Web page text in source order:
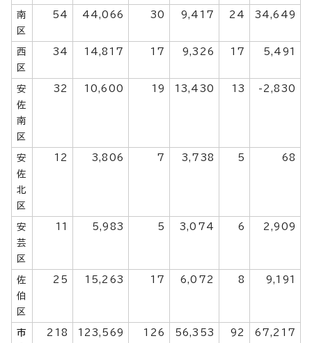
南
区
54 44,066 30 9,417 24 34,649
西
区
34 14,817 17 9,326 17 5,491
安
佐
南
区
32 10,600 19 13,430 13 -2,830
安
佐
北
区
12 3,806 7 3,738 5 68
安
芸
区
11 5,983 5 3,074 6 2,909
佐
伯
区
25 15,263 17 6,072 8 9,191
市
218 123,569 126 56,353 92 67,217